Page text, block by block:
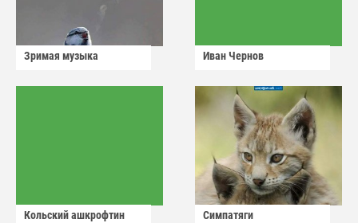
Зримая музыка Иван Чернов
Кольский ашкрофтин Симпатяги